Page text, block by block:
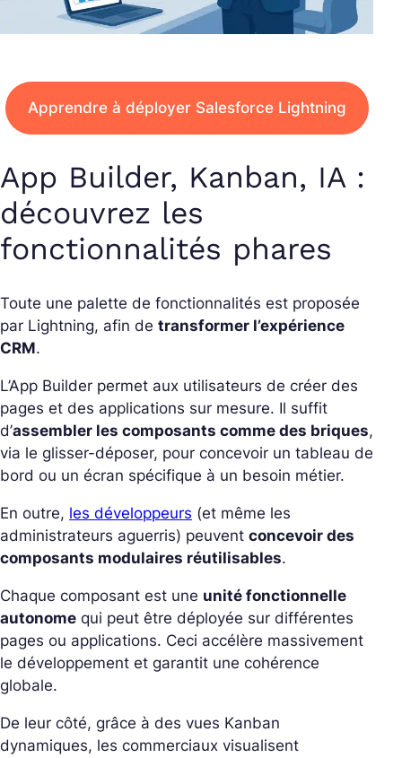
Apprendre à déployer Salesforce Lightning
App Builder, Kanban, IA :
découvrez les
fonctionnalités phares
Toute une palette de fonctionnalités est proposée
par Lightning, afin de transformer l’expérience
CRM.
L’App Builder permet aux utilisateurs de créer des
pages et des applications sur mesure. Il suffit
d’assembler les composants comme des briques,
via le glisser-déposer, pour concevoir un tableau de
bord ou un écran spécifique à un besoin métier.
En outre, les développeurs (et même les
administrateurs aguerris) peuvent concevoir des
composants modulaires réutilisables.
Chaque composant est une unité fonctionnelle
autonome qui peut être déployée sur différentes
pages ou applications. Ceci accélère massivement
le développement et garantit une cohérence
globale.
De leur côté, grâce à des vues Kanban
dynamiques, les commerciaux visualisent